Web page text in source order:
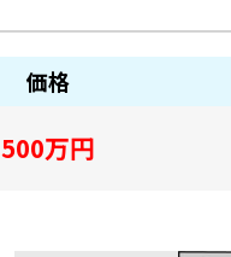
価格
500万円